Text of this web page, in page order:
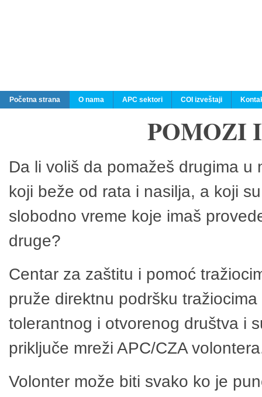
Početna strana O nama APC sektori COI izveštaji
POMOZI
Da li voliš da pomažeš drugima
koji beže od rata i nasilja, a koji
slobodno vreme koje imaš
druge?
Centar za zaštitu i pomoć
pruže direktnu podršku
tolerantnog i otvorenog društva i
priključe mreži APC/CZA
Volonter može biti svako ko je